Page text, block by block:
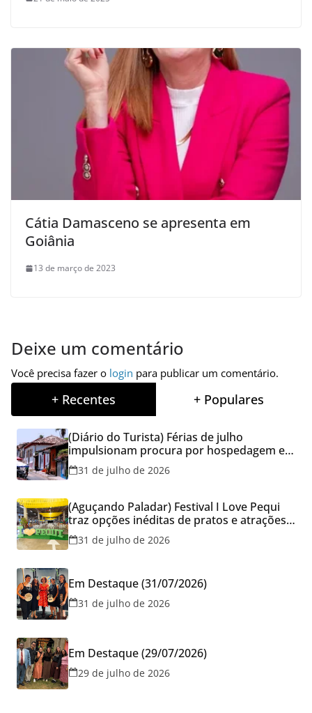
Cátia Damasceno se apresenta em
Goiânia
13 de março de 2023
Deixe um comentário
Você precisa fazer o login para publicar um comentário.
+ Recentes + Populares
(Diário do Turista) Férias de julho
impulsionam procura por hospedagem em
Goiás e reforçam cuidados na hora de
reservar viagens
31 de julho de 2026
(Aguçando Paladar) Festival I Love Pequi
traz opções inéditas de pratos e atrações
gratuitas no fim de semana dos Pais em
Goiânia
31 de julho de 2026
Em Destaque (31/07/2026)
31 de julho de 2026
Em Destaque (29/07/2026)
29 de julho de 2026